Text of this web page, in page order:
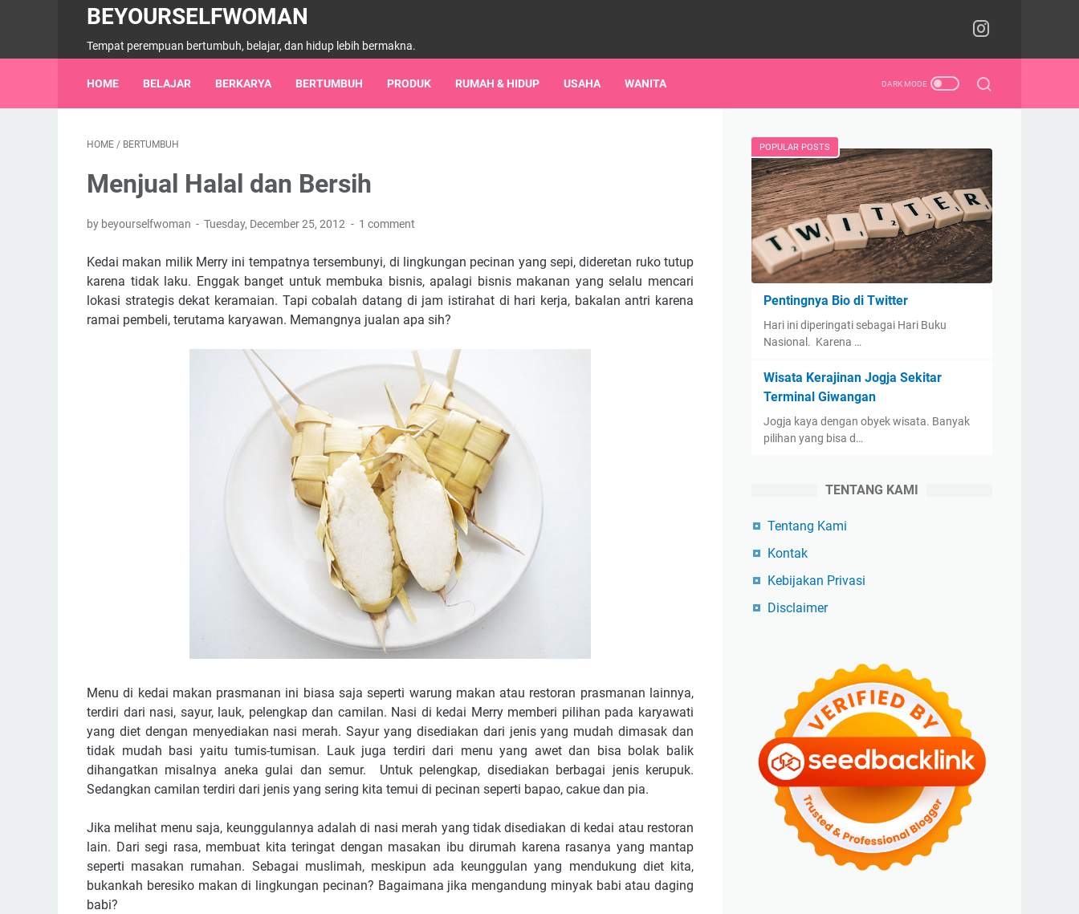
BEYOURSELFWOMAN
Tempat perempuan bertumbuh, belajar, dan hidup lebih bermakna.
HOME BELAJAR BERKARYA BERTUMBUH PRODUK RUMAH & HIDUP USAHA WANITA
HOME / BERTUMBUH
Menjual Halal dan Bersih
by beyourselfwoman Tuesday, December 25, 2012 1 comment
Kedai makan milik Merry ini tempatnya tersembunyi, di lingkungan pecinan yang sepi, dideretan ruko tutup
karena tidak laku. Enggak banget untuk membuka bisnis, apalagi bisnis makanan yang selalu mencari
lokasi strategis dekat keramaian. Tapi cobalah datang di jam istirahat di hari kerja, bakalan antri karena
ramai pembeli, terutama karyawan. Memangnya jualan apa sih?
Menu di kedai makan prasmanan ini biasa saja seperti warung makan atau restoran prasmanan lainnya,
terdiri dari nasi, sayur, lauk, pelengkap dan camilan. Nasi di kedai Merry memberi pilihan pada karyawati
yang diet dengan menyediakan nasi merah. Sayur yang disediakan dari jenis yang mudah dimasak dan
tidak mudah basi yaitu tumis-tumisan. Lauk juga terdiri dari menu yang awet dan bisa bolak balik
dihangatkan misalnya aneka gulai dan semur. Untuk pelengkap, disediakan berbagai jenis kerupuk.
Sedangkan camilan terdiri dari jenis yang sering kita temui di pecinan seperti bapao, cakue dan pia.
Jika melihat menu saja, keunggulannya adalah di nasi merah yang tidak disediakan di kedai atau restoran
lain. Dari segi rasa, membuat kita teringat dengan masakan ibu dirumah karena rasanya yang mantap
seperti masakan rumahan. Sebagai muslimah, meskipun ada keunggulan yang mendukung diet kita,
bukankah beresiko makan di lingkungan pecinan? Bagaimana jika mengandung minyak babi atau daging
babi?
POPULAR POSTS
Pentingnya Bio di Twitter
Hari ini diperingati sebagai Hari Buku
Nasional. Karena …
Wisata Kerajinan Jogja Sekitar
Terminal Giwangan
Jogja kaya dengan obyek wisata. Banyak
pilihan yang bisa d…
TENTANG KAMI
Tentang Kami
Kontak
Kebijakan Privasi
Disclaimer